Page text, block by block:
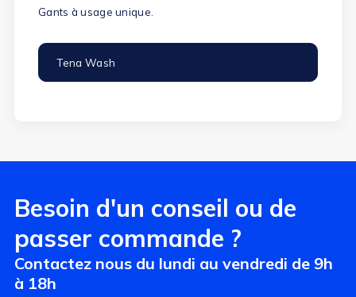
Gants à usage unique.
Tena Wash
Besoin d'un conseil ou de
passer commande ?
Contactez nous du lundi au vendredi de 9h
à 18h